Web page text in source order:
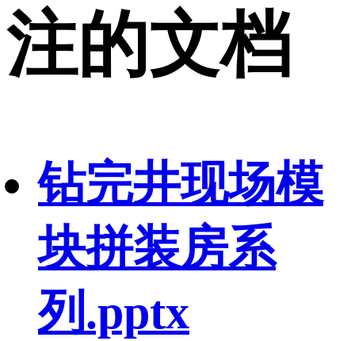
注的文档
钻完井现场模
块拼装房系
列.pptx